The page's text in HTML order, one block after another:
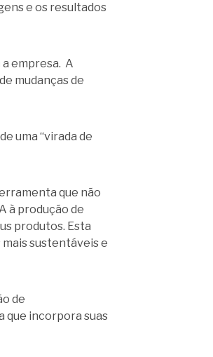
e os resultados
empresa. A
mudanças de
uma “virada de
que não
à produção de
produtos. Esta
sustentáveis e
de
que incorpora suas